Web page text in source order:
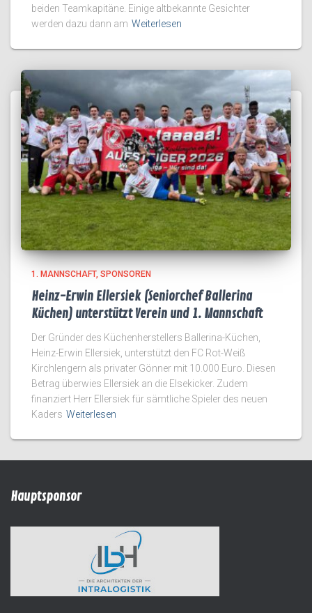
beiden Teamkapitäne. Einige altbekannte Gesichter
werden dazu dann am Weiterlesen
1. MANNSCHAFT SPONSOREN
Heinz-Erwin Ellersiek (Seniorchef Ballerina
Küchen) unterstützt Verein und 1. Mannschaft
Der Gründer des Küchenherstellers Ballerina-Küchen,
Heinz-Erwin Ellersiek, unterstützt den FC Rot-Weiß
Kirchlengern als privater Gönner mit 10.000 Euro. Diesen
Betrag überwies Ellersiek an die Elsekicker. Zudem
finanziert Herr Ellersiek für sämtliche Spieler des neuen
Kaders Weiterlesen
Hauptsponsor